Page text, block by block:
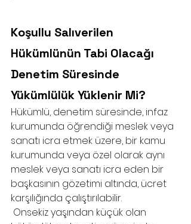
Koşullu Salıverilen
Hükümlünün Tabi Olacağı
Denetim Süresinde
Yükümlülük Yüklenir Mi?
Hükümlü, denetim süresinde, infaz
kurumunda öğrendiği meslek veya
sanatı icra etmek üzere, bir kamu
kurumunda veya özel olarak aynı
meslek veya sanatı icra eden bir
başkasının gözetimi altında, ücret
karşılığında çalıştırılabilir.